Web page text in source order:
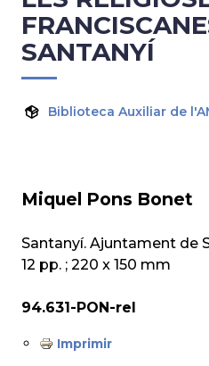
SANTANYÍ
Biblioteca Auxiliar de
Miquel Pons Bonet
Santanyí. Ajuntament de
12 pp. ; 220 x 150 mm
94.631-PON-rel
Imprimir